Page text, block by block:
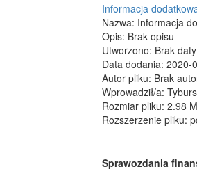
Informacja
Nazwa: Informacja
Opis: Brak opisu
Utworzono: Brak
Data dodania: 2020-
Autor pliku: Brak
Wprowadził/a:
Rozmiar pliku: 2.98
Rozszerzenie pliku:
Sprawozdania